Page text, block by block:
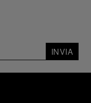
INVIA